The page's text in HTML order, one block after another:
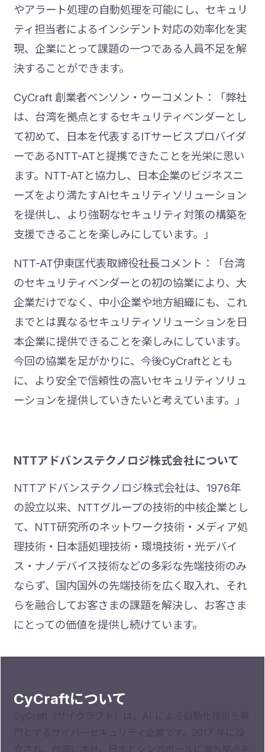
やアラート処理の自動処理を可能にし、セキュリ
ティ担当者によるインシデント対応の効率化を実
現、企業にとって課題の一つである人員不足を解
決することができます。
CyCraft 創業者ベンソン・ウーコメント：「弊社
は、台湾を拠点とするセキュリティベンダーとし
て初めて、日本を代表するITサービスプロバイダ
ーであるNTT-ATと提携できたことを光栄に思い
ます。NTT-ATと協力し、日本企業のビジネスニ
ーズをより満たすAIセキュリティソリューション
を提供し、より強靭なセキュリティ対策の構築を
支援できることを楽しみにしています。」
NTT-AT伊東匡代表取締役社長コメント：「台湾
のセキュリティベンダーとの初の協業により、大
企業だけでなく、中小企業や地方組織にも、これ
までとは異なるセキュリティソリューションを日
本企業に提供できることを楽しみにしています。
今回の協業を足がかりに、今後CyCraftととも
に、より安全で信頼性の高いセキュリティソリュ
ーションを提供していきたいと考えています。」
NTTアドバンステクノロジ株式会社について
NTTアドバンステクノロジ株式会社は、1976年
の設立以来、NTTグループの技術的中核企業とし
て、NTT研究所のネットワーク技術・メディア処
理技術・日本語処理技術・環境技術・光デバイ
ス・ナノデバイス技術などの多彩な先端技術のみ
ならず、国内国外の先端技術を広く取入れ、それ
らを融合してお客さまの課題を解決し、お客さま
にとっての価値を提供し続けています。
CyCraftについて